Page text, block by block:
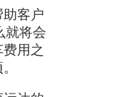
客户
就将会
用之